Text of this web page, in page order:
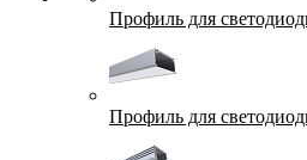
Профиль для
Профиль для